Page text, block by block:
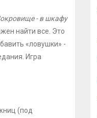
- в шкафу
найти все. Это
«ловушки» -
Игра
(под